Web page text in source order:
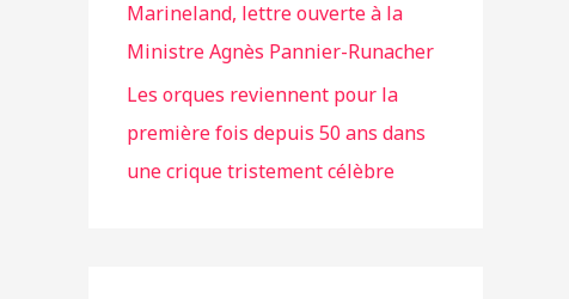
Marineland, lettre ouverte à la
Ministre Agnès Pannier-Runacher
Les orques reviennent pour la
première fois depuis 50 ans dans
une crique tristement célèbre